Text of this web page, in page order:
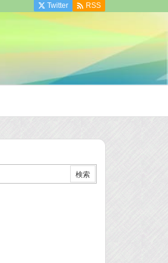
Twitter  RSS